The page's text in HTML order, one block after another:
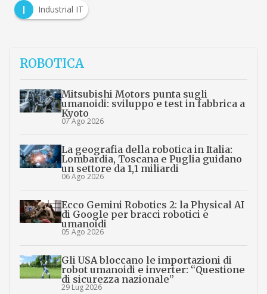
I
Industrial IT
ROBOTICA
Mitsubishi Motors punta sugli
umanoidi: sviluppo e test in fabbrica a
Kyoto
07 Ago 2026
La geografia della robotica in Italia:
Lombardia, Toscana e Puglia guidano
un settore da 1,1 miliardi
06 Ago 2026
Ecco Gemini Robotics 2: la Physical AI
di Google per bracci robotici e
umanoidi
05 Ago 2026
Gli USA bloccano le importazioni di
robot umanoidi e inverter: “Questione
di sicurezza nazionale”
29 Lug 2026